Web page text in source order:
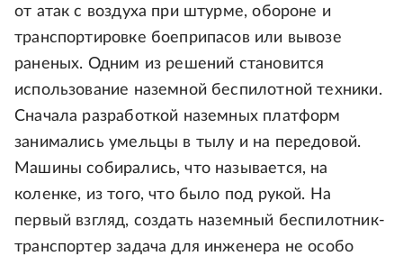
от атак с воздуха при штурме, обороне и
транспортировке боеприпасов или вывозе
раненых. Одним из решений становится
использование наземной беспилотной техники.
Сначала разработкой наземных платформ
занимались умельцы в тылу и на передовой.
Машины собирались, что называется, на
коленке, из того, что было под рукой. На
первый взгляд, создать наземный беспилотник-
транспортер задача для инженера не особо